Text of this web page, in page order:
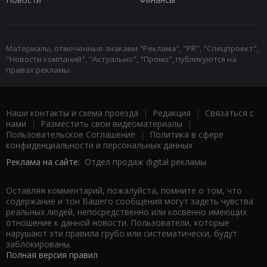
Материалы, отмеченные знаками "Реклама", "PR", "Спецпроект",
"Новости компаний", "Актуально", "Промо", публикуются на
правах рекламы.
Наши контакты и схема проезда | Редакция | Связаться с
нами | Разместить свои видеоматериалы |
Пользовательское Соглашение |
Политика в сфере
конфиденциальности и персональных данных
Реклама на сайте: Отдел продаж digital рекламы
Оставляя комментарий, пожалуйста, помните о том, что
содержание и тон Вашего сообщения могут задеть чувства
реальных людей, непосредственно или косвенно имеющих
отношение к данной новости. Пользователи, которые
нарушают эти правила грубо или систематически, будут
заблокированы.
Полная версия правил